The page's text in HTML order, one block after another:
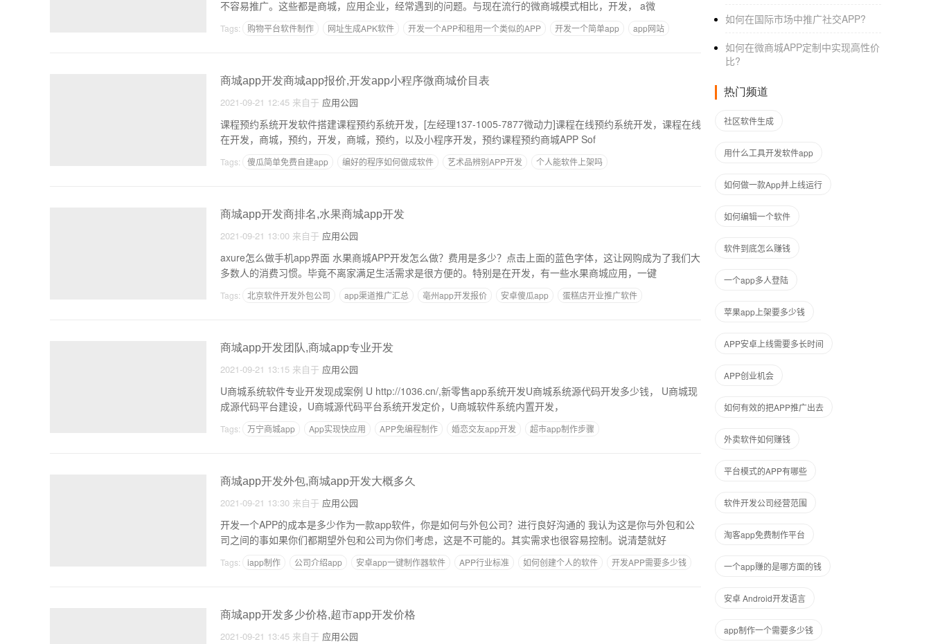
不容易推广。这些都是商城，应用企业，经常遇到的问题。与现在流行的微商城模式相比，开发， a微
Tags: 购物平台软件制作 网址生成APK软件 开发一个APP和租用一个类似的APP 开发一个简单app
app网站
商城app开发商城app报价,开发app小程序微商城价目表
2021-09-21 12:45 来自于 应用公园
课程预约系统开发软件搭建课程预约系统开发，[左经理137-1005-7877微动力]课程在线预约系统开发，课程在线
在开发，商城，预约，开发，商城，预约，以及小程序开发，预约课程预约商城APP Sof
Tags: 傻瓜简单免费自建app 编好的程序如何做成软件 艺术品辨别APP开发
个人能软件上架吗
商城app开发商排名,水果商城app开发
2021-09-21 13:00 来自于 应用公园
axure怎么做手机app界面 水果商城APP开发怎么做？费用是多少？点击上面的蓝色字体，这让网购成为了我们大
多数人的消费习惯。毕竟不离家满足生活需求是很方便的。特别是在开发，有一些水果商城应用，一键
Tags: 北京软件开发外包公司 app渠道推广汇总 亳州app开发报价 安卓傻瓜app
蛋糕店开业推广软件
商城app开发团队,商城app专业开发
2021-09-21 13:15 来自于 应用公园
U商城系统软件专业开发现成案例 U http://1036.cn/,新零售app系统开发U商城系统源代码开发多少钱， U商城现
成源代码平台建设，U商城源代码平台系统开发定价，U商城软件系统内置开发，
Tags: 万宁商城app App实现快应用 APP免编程制作 婚恋交友app开发
超市app制作步骤
商城app开发外包,商城app开发大概多久
2021-09-21 13:30 来自于 应用公园
开发一个APP的成本是多少作为一款app软件，你是如何与外包公司？进行良好沟通的 我认为这是你与外包和公
司之间的事如果你们都期望外包和公司为你们考虑，这是不可能的。其实需求也很容易控制。说清楚就好
Tags: iapp制作 公司介绍app 安卓app一键制作器软件 APP行业标准 如何创建个人的软件 开发APP需要多少钱
商城app开发多少价格,超市app开发价格
2021-09-21 13:45 来自于 应用公园
如何在国际市场中推广社交APP?
如何在微商城APP定制中实现高性价
比?
热门频道
社区软件生成
用什么工具开发软件app
如何做一款App并上线运行
如何编辑一个软件
软件到底怎么赚钱
一个app多人登陆
苹果app上架要多少钱
APP安卓上线需要多长时间
APP创业机会
如何有效的把APP推广出去
外卖软件如何赚钱
平台模式的APP有哪些
软件开发公司经营范围
淘客app免费制作平台
一个app赚的是哪方面的钱
安卓 Android开发语言
app制作一个需要多少钱